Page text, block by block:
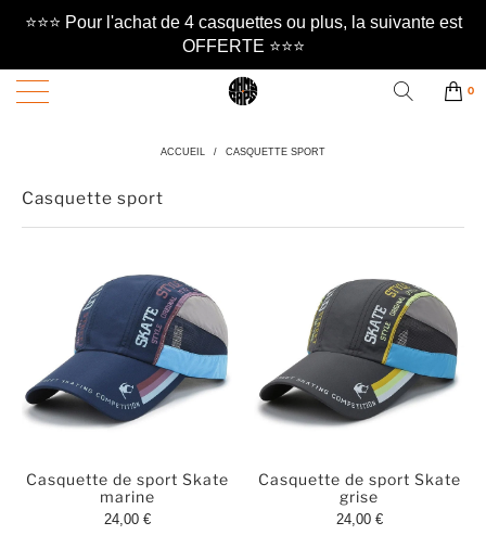
⭐️⭐️⭐️ Pour l'achat de 4 casquettes ou plus, la suivante est
OFFERTE ⭐️⭐️⭐️
0
ACCUEIL / CASQUETTE SPORT
Casquette sport
Casquette de sport Skate
marine
24,00 €
Casquette de sport Skate
grise
24,00 €